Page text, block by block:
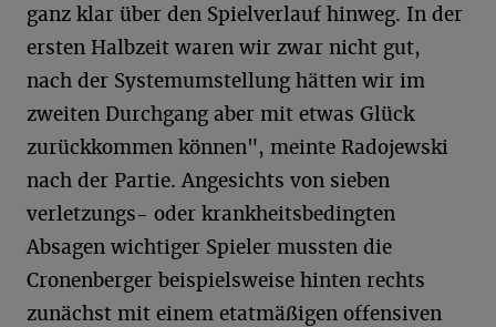
ganz klar über den Spielverlauf hinweg. In der
ersten Halbzeit waren wir zwar nicht gut,
nach der Systemumstellung hätten wir im
zweiten Durchgang aber mit etwas Glück
zurückkommen können", meinte Radojewski
nach der Partie. Angesichts von sieben
verletzungs- oder krankheitsbedingten
Absagen wichtiger Spieler mussten die
Cronenberger beispielsweise hinten rechts
zunächst mit einem etatmäßigen offensiven